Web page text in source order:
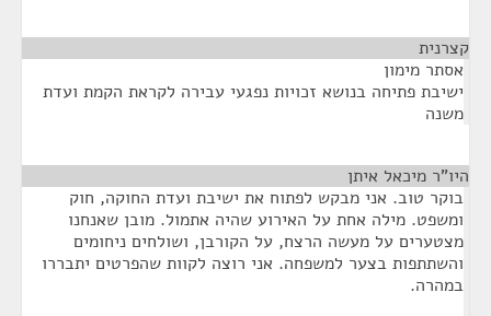
קצרנית
אסתר מימון
ישיבת פתיחה בנושא זכויות נפגעי עבירה לקראת הקמת ועדת
משנה
היו"ר מיכאל איתן
בוקר טוב. אני מבקש לפתוח את ישיבת ועדת החוקה, חוק
ומשפט. מילה אחת על האירוע שהיה אתמול. מובן שאנחנו
מצטערים על מעשה הרצח, על הקורבן, ושולחים ניחומים
והשתתפות בצער למשפחה. אני רוצה לקוות שהפרטים יתבררו
במהרה.